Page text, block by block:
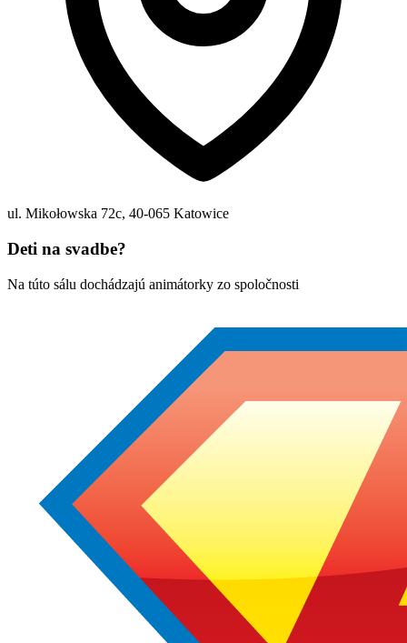
ul. Mikołowska 72c, 40-065 Katowice
Deti na svadbe?
Na túto sálu dochádzajú animátorky zo spoločnosti